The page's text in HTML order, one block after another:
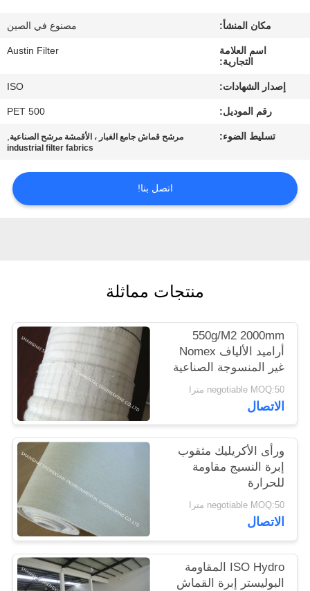
مراقبة
الجودة
اطلب
اقتباس
POLICY
مكان المنشأ: مصنوع في الصين
اسم العلامة
التجارية:
Austin Filter
إصدار الشهادات: ISO
رقم الموديل: PET 500
تسليط الضوء: مرشح قماش جامع الغبار ، الأقمشة مرشح الصناعية,
industrial filter fabrics
اتصل بنا!
منتجات مماثلة
550g/M2 2000mm
أراميد الألياف Nomex
غير المنسوجة الصناعية
مورفي جمع الغبار
المستخدمة
negotiable MOQ:50 مترا
الاتصال
ورأى الأكريليك مثقوب
إبرة النسيج مقاومة
للحرارة
negotiable MOQ:50 مترا
الاتصال
ISO Hydro المقاومة
البوليستر إبرة القماش